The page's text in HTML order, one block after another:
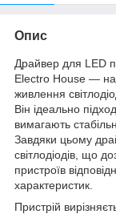
Опис
Драйвер для LED
Electro House —
живлення
Він ідеально
вимагають
Завдяки цьому
світлодіодів, що
пристроїв
характеристик.
Пристрій